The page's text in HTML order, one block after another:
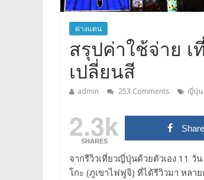
ต่างแดน
สรุปค่าใช้จ่าย เ
เปลี่ยนสี
admin 253 Comments ญี่ปุ่น
2.3k
SHARES
Share
จากรีวิวเที่ยวญี่ปุ่นด้วยตัวเอง 11 วั
โกะ (ภูเขาไฟฟูจิ) ที่ได้รีวิวมา หลา